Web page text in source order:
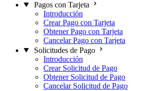
Pagos con Tarjeta
Introducción
Crear Pago con Tarjeta
Obtener Pago con Tarjeta
Cancelar Pago con Tarjeta
Solicitudes de Pago
Introducción
Crear Solicitud de Pago
Obtener Solicitud de Pago
Cancelar Solicitud de Pago